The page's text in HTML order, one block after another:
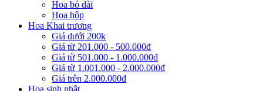
Hoa bó dài
Hoa hộp
Hoa Khai trương
Giá dưới 200k
Giá từ 201.000 - 500.000đ
Giá từ 501.000 - 1.000.000đ
Giá từ 1.001.000 - 2.000.000đ
Giá trên 2.000.000đ
Hoa sinh nhật